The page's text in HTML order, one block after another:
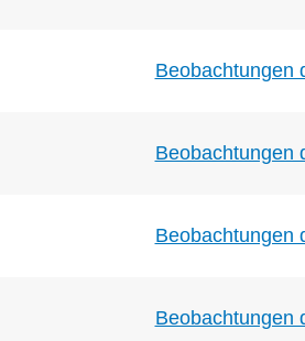
Beobachtungen
Beobachtungen
Beobachtungen
Beobachtungen